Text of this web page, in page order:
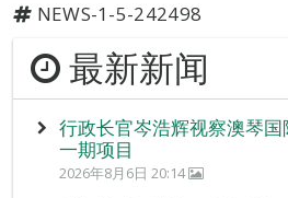
NEWS-1-5-242498
最新新闻
行政长官岑浩辉视察澳琴
一期项目
2026年8月6日 20:14